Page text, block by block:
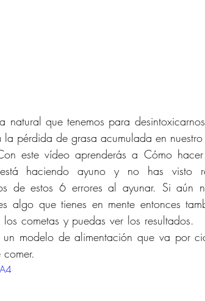
que tenemos para
pérdida de grasa acumulada en
este vídeo aprenderás a Cómo
haciendo ayuno y no has visto
de estos 6 errores al ayunar. Si aún
algo que tienes en mente entonces
cometas y puedas ver los resultados.
modelo de alimentación que va por